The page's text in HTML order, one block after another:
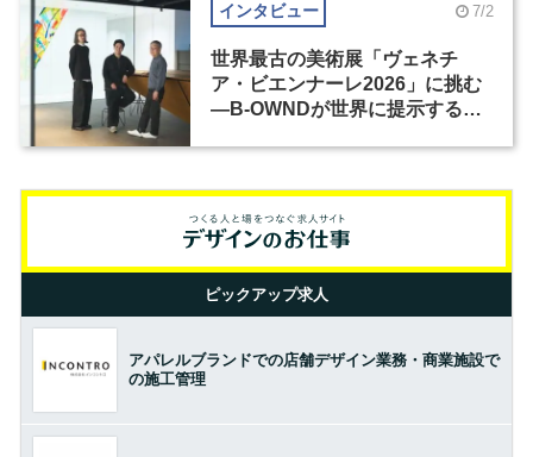
インタビュー 7/2
世界最古の美術展「ヴェネチ
ア・ビエンナーレ2026」に挑む
―B-OWNDが世界に提示する美
ピックアップ求人
アパレルブランドでの店舗デザイン業務・商業施設で
の施工管理